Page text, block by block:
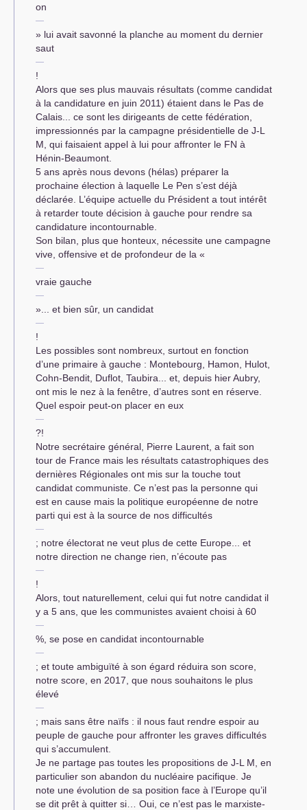
on
» lui avait savonné la planche au moment du dernier
saut
!
Alors que ses plus mauvais résultats (comme candidat
à la candidature en juin 2011) étaient dans le Pas de
Calais... ce sont les dirigeants de cette fédération,
impressionnés par la campagne présidentielle de J-L
M, qui faisaient appel à lui pour affronter le FN à
Hénin-Beaumont.
5 ans après nous devons (hélas) préparer la
prochaine élection à laquelle Le Pen s’est déjà
déclarée. L’équipe actuelle du Président a tout intérêt
à retarder toute décision à gauche pour rendre sa
candidature incontournable.
Son bilan, plus que honteux, nécessite une campagne
vive, offensive et de profondeur de la «
vraie gauche
»... et bien sûr, un candidat
!
Les possibles sont nombreux, surtout en fonction
d’une primaire à gauche : Montebourg, Hamon, Hulot,
Cohn-Bendit, Duflot, Taubira... et, depuis hier Aubry,
ont mis le nez à la fenêtre, d’autres sont en réserve.
Quel espoir peut-on placer en eux
?!
Notre secrétaire général, Pierre Laurent, a fait son
tour de France mais les résultats catastrophiques des
dernières Régionales ont mis sur la touche tout
candidat communiste. Ce n’est pas la personne qui
est en cause mais la politique européenne de notre
parti qui est à la source de nos difficultés
; notre électorat ne veut plus de cette Europe... et
notre direction ne change rien, n’écoute pas
!
Alors, tout naturellement, celui qui fut notre candidat il
y a 5 ans, que les communistes avaient choisi à 60
%, se pose en candidat incontournable
; et toute ambiguïté à son égard réduira son score,
notre score, en 2017, que nous souhaitons le plus
élevé
; mais sans être naïfs : il nous faut rendre espoir au
peuple de gauche pour affronter les graves difficultés
qui s’accumulent.
Je ne partage pas toutes les propositions de J-L M, en
particulier son abandon du nucléaire pacifique. Je
note une évolution de sa position face à l’Europe qu’il
se dit prêt à quitter si… Oui, ce n’est pas le marxiste-